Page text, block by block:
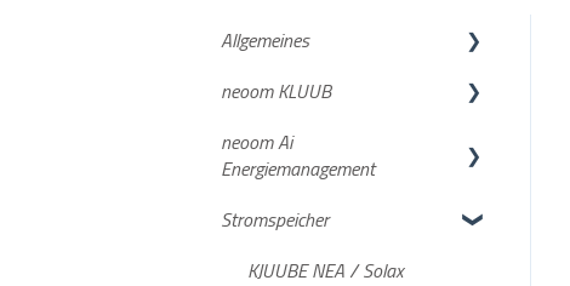
Allgemeines
neoom APP
Netzanmeldung
neoom KLUUB
Suche deiner
Energiegemeinschaft
Deine Anmeldung beim neoom
neoom Ai
Energiemanagement
Neuigkeiten und wichtige Infos
Funktionsbeschreibungen
Stromspeicher
KJUUBE NEA / Solax